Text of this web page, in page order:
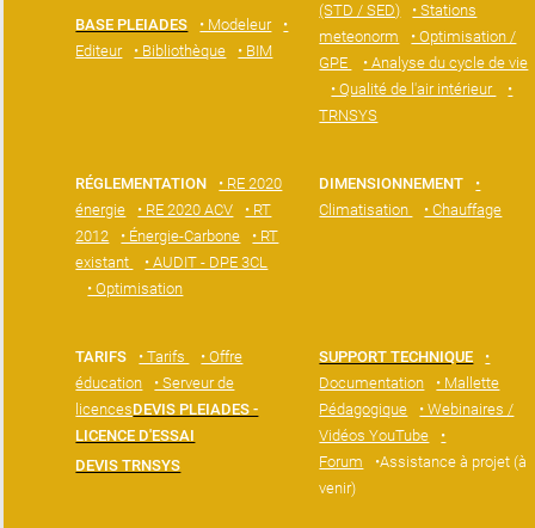
BASE PLEIADES • Modeleur
•
Editeur
• Bibliothèque • BIM
(STD / SED)
• Stations
meteonorm
• Optimisation /
GPE
• Analyse du cycle de vie
• Qualité de l'air intérieur
•
TRNSYS
RÉGLEMENTATION
• RE 2020
énergie
• RE 2020 ACV
• RT
2012
• Énergie-Carbone
• RT
existant
• AUDIT - DPE 3CL
• Optimisation
DIMENSIONNEMENT
•
Climatisation
• Chauffage
TARIFS • Tarifs
• Offre
éducation
• Serveur de
licencesDEVIS PLEIADES -
LICENCE D'ESSAI
DEVIS TRNSYS
SUPPORT TECHNIQUE
•
Documentation
• Mallette
Pédagogique
• Webinaires /
Vidéos YouTube
•
Forum
•Assistance à projet (à
venir)